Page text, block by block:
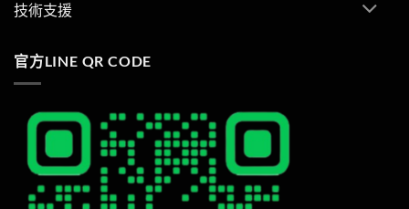
技術支援
官方LINE QR CODE